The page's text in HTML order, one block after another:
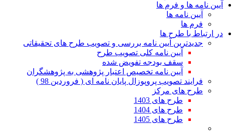
آیین نامه ها و فرم ها
آیین نامه ها
فرم ها
در ارتباط با طرح ها
جدیدترین آیین نامه بررسی و تصویب طرح های تحقیقاتی
آیین نامه کلی تصویب طرح
سقف بودجه تفویض شده
آیین نامه تخصیص اعتبار پژوهشی به پژوهشگران
فرایند تصویب پروپوزال پایان نامه ای ( فروردین 98 )
طرح های مرکز
طرح های 1403
طرح های 1404
طرح های 1405